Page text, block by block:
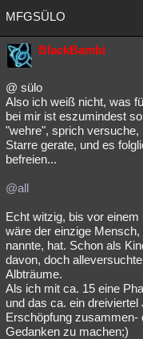
MFGSÜLO
BlackBambi
@ sülo
Also ich weiß nicht, was
bei mir ist eszumindest
"wehre", sprich
Starre gerate, und es
befreien...
@all
Echt witzig, bis vor
wäre der einzige
nannte, hat. Schon als
davon, doch
Albträume.
Als ich mit ca. 15 eine
und das ca. ein
Erschöpfung zusammen-
Gedanken zu machen;)